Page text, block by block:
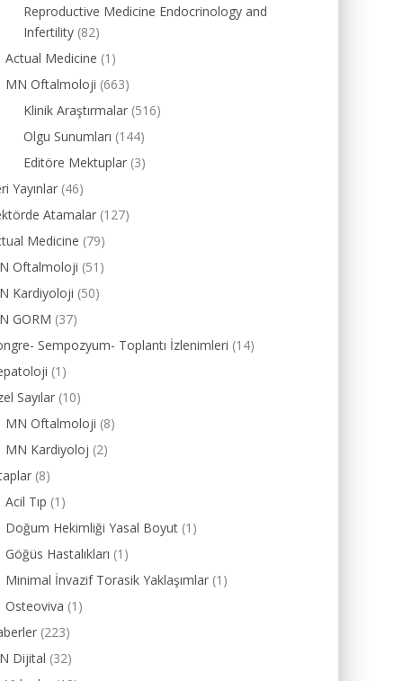
Reproductive Medicine Endocrinology and
Infertility (82)
Actual Medicine (1)
MN Oftalmoloji (663)
Klinik Araştırmalar (516)
Olgu Sunumları (144)
Editöre Mektuplar (3)
Yayınlar (46)
Atamalar (127)
Medicine (79)
Oftalmoloji (51)
Kardiyoloji (50)
GORM (37)
Sempozyum- Toplantı İzlenimleri (14)
(1)
Sayılar (10)
MN Oftalmoloji (8)
MN Kardiyoloj (2)
(8)
Acil Tıp (1)
Doğum Hekimliği Yasal Boyut (1)
Göğüs Hastalıkları (1)
Minimal İnvazif Torasik Yaklaşımlar (1)
Osteoviva (1)
(223)
Dijital (32)